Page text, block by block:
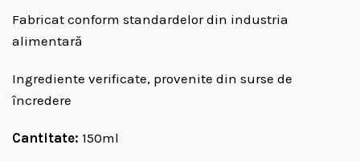
Fabricat conform standardelor din industria
alimentară
Ingrediente verificate, provenite din surse de
încredere
Cantitate: 150ml